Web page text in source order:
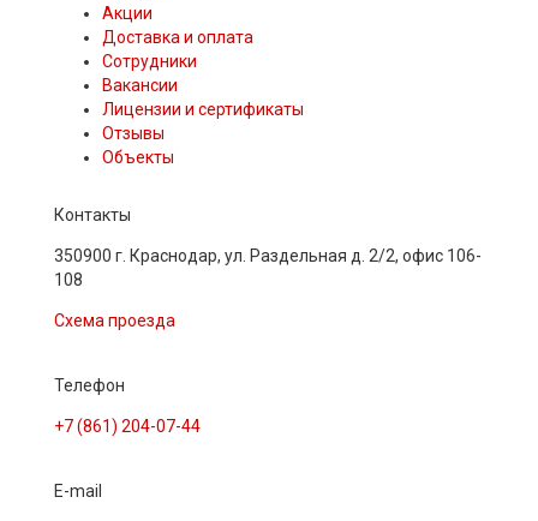
Акции
Доставка и оплата
Сотрудники
Вакансии
Лицензии и сертификаты
Отзывы
Объекты
Контакты
350900 г. Краснодар, ул. Раздельная д. 2/2, офис 106-
108
Схема проезда
Телефон
+7 (861) 204-07-44
E-mail